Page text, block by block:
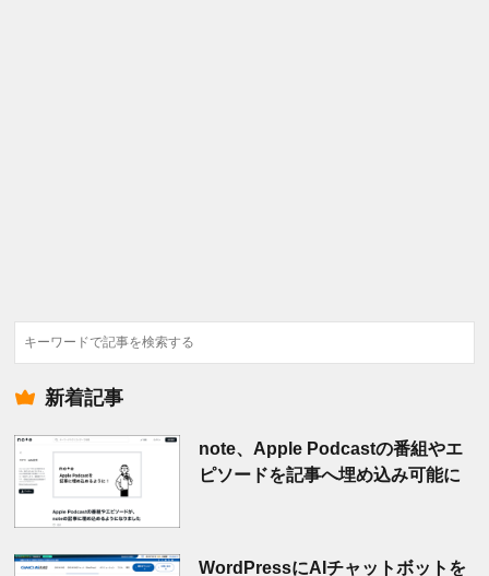
検
索
新着記事
note、Apple Podcastの番組やエ
ピソードを記事へ埋め込み可能に
WordPressにAIチャットボットを